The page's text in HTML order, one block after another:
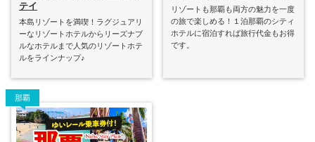
テイ
本島リゾートを満喫！ラグジュアリ
ーなリゾートホテルからリーズナブ
ルなホテルまで人気のリゾートホテ
ルをラインナップ♪
リゾートも那覇も両方の魅力を一度
の旅で楽しめる！１泊那覇のシティ
ホテルに宿泊すれば旅行代金もお得
です。
那覇